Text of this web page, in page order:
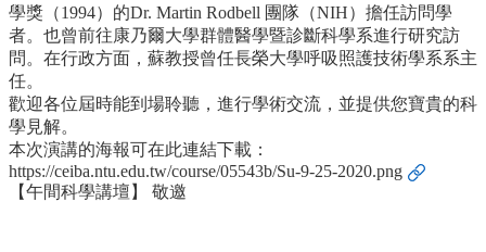
系
友
會
動
態
常
用
學獎（1994）的Dr. Martin Rodbell 團隊（NIH）擔任訪問學
者。也曾前往康乃爾大學群體醫學暨診斷科學系進行研究訪
問。在行政方面，蘇教授曾任長榮大學呼吸照護技術學系系主
任。
歡迎各位屆時能到場聆聽，進行學術交流，並提供您寶貴的科
學見解。
本次演講的海報可在此連結下載：
https://ceiba.ntu.edu.tw/course/05543b/Su-9-25-2020.png
【午間科學講壇】 敬邀